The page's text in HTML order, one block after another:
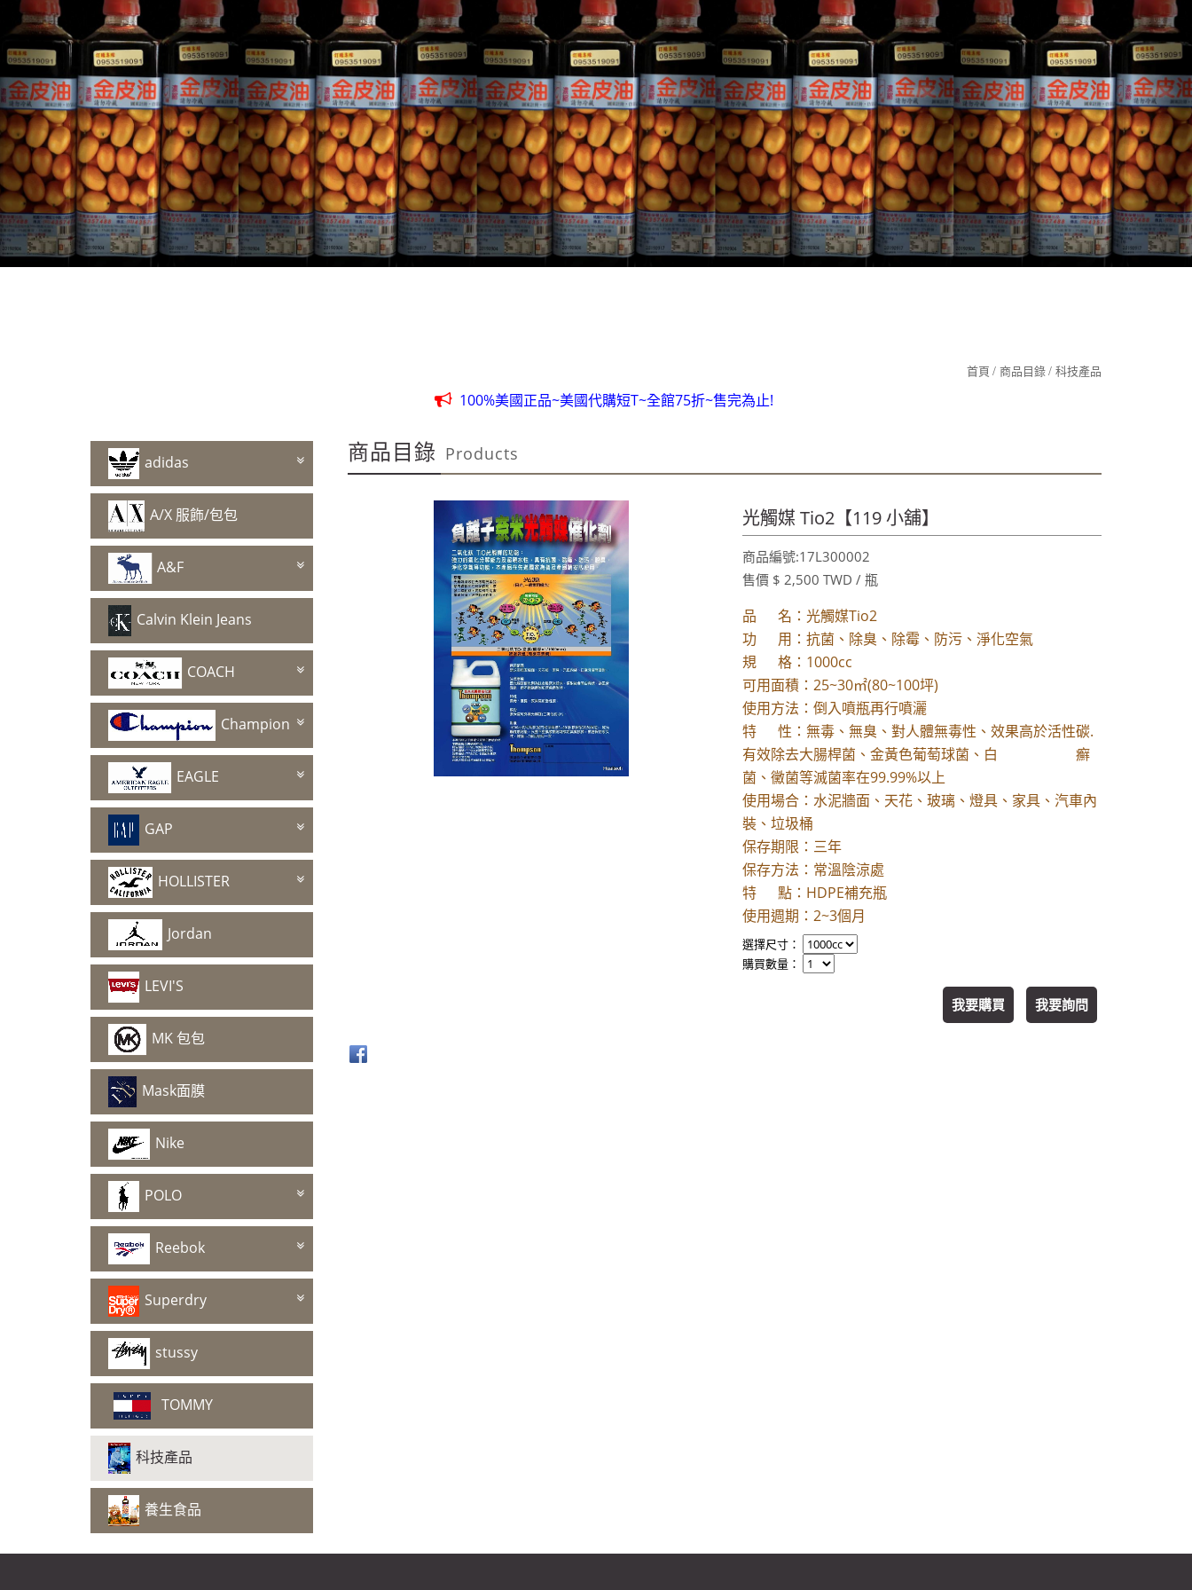
首頁 商品目錄 科技產品
100%美國正品~美國代購短T~全館75折~售完為止!
100%美國OUTLET代購~全館美國紐約正品服飾~滿2000元~按讚分享!9折!
100%美國正品~美國代購短T~全館75折~售完為止!
~週年慶～週年慶～團購聖品~ 金皮油~買滿二千元免運費~買12瓶送1瓶~手腳要快喔～秋冬保養喉嚨最好聖品～
100%美國OUTLET代購~全館美國紐約正品服飾~滿2000元~按讚分享!9折!
adidas
A/X 服飾/包包
A&F
Calvin Klein Jeans
COACH
Champion
EAGLE
GAP
HOLLISTER
Jordan
LEVI'S
MK 包包
Mask面膜
Nike
POLO
Reebok
Superdry
stussy
TOMMY
科技產品
養生食品
商品目錄 Products
光觸媒 Tio2【119 小舖】
商品編號:17L300002
售價 $ 2,500 TWD / 瓶
品 名：光觸媒Tio2
功 用：抗菌、除臭、除霉、防污、淨化空氣
規 格：1000cc
可用面積：25~30㎡(80~100坪)
使用方法：倒入噴瓶再行噴灑
特 性：無毒、無臭、對人體無毒性、效果高於活性碳.
有效除去大腸桿菌、金黃色葡萄球菌、白 癬
菌、黴菌等滅菌率在99.99%以上
使用場合：水泥牆面、天花、玻璃、燈具、家具、汽車內
裝、垃圾桶
保存期限：三年
保存方法：常溫陰涼處
特 點：HDPE補充瓶
使用週期：2~3個月
選擇尺寸：
購買數量：
我要購買 我要詢問